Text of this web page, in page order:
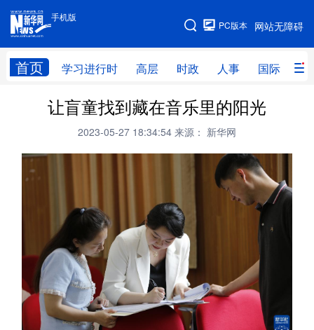
手机版
网站无障碍
PC版本
首页 学习进行时 高层 时政 人事 国际 财
手机版
网站地图
学习进行时 高层 时政 人事
财经 网评
教育
体育
书画 健康 军事
访谈 视频 图片 政务
法律 中央文件 金融
食品 人居 信息化 数字经济
让盲童找到藏在音乐里的阳光
2023-05-27 18:34:54 来源： 新华网